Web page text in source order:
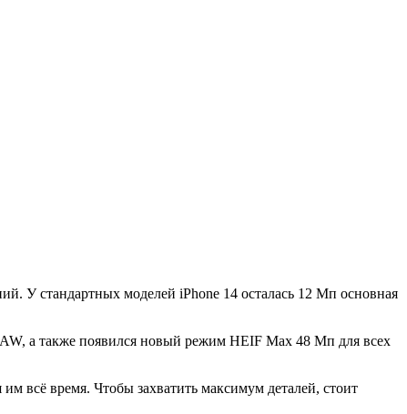
У стандартных моделей iPhone 14 осталась 12 Мп основная
а также появился новый режим HEIF Max 48 Мп для всех
всё время. Чтобы захватить максимум деталей, стоит